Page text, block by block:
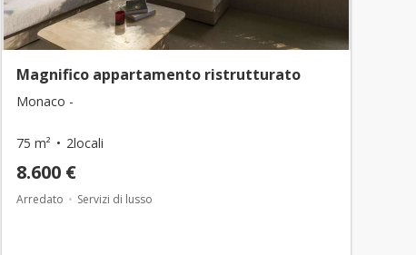
Magnifico appartamento ristrutturato
Monaco -
75 m² 2locali
8.600 €
Arredato Servizi di lusso